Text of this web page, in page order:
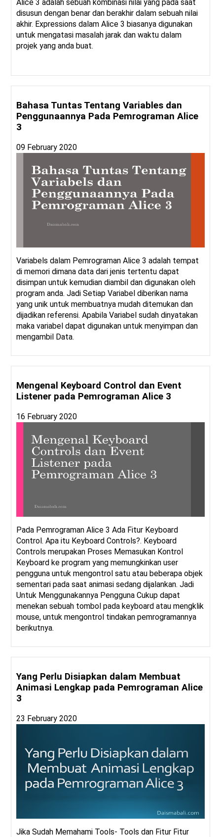
Alice 3 adalah sebuah kombinasi nilai yang pada saat
disusun dengan benar dan berakhir dalam sebuah nilai
akhir. Expressions dalam Alice 3 biasanya digunakan
untuk mengatasi masalah jarak dan waktu dalam
projek yang anda buat.
Bahasa Tuntas Tentang Variables dan
Penggunaannya Pada Pemrograman Alice
3
09 February 2020
Variabels dalam Pemrograman Alice 3 adalah tempat
di memori dimana data dari jenis tertentu dapat
disimpan untuk kemudian diambil dan digunakan oleh
program anda. Jadi Setiap Variabel diberikan nama
yang unik untuk membuatnya mudah ditemukan dan
dijadikan referensi. Apabila Variabel sudah dinyatakan
maka variabel dapat digunakan untuk menyimpan dan
mengambil Data.
Mengenal Keyboard Control dan Event
Listener pada Pemrograman Alice 3
16 February 2020
Pada Pemrograman Alice 3 Ada Fitur Keyboard
Control. Apa itu Keyboard Controls?. Keyboard
Controls merupakan Proses Memasukan Kontrol
Keyboard ke program yang memungkinkan user
pengguna untuk mengontrol satu atau beberapa objek
sementari pada saat animasi sedang dijalankan. Jadi
Untuk Menggunakannya Pengguna Cukup dapat
menekan sebuah tombol pada keyboard atau mengklik
mouse, untuk mengontrol tindakan pemrogramannya
berikutnya.
Yang Perlu Disiapkan dalam Membuat
Animasi Lengkap pada Pemrograman Alice
3
23 February 2020
Jika Sudah Memahami Tools- Tools dan Fitur Fitur